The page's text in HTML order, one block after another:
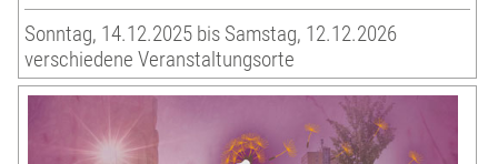
Sonntag, 14.12.2025 bis Samstag, 12.12.2026
verschiedene Veranstaltungsorte